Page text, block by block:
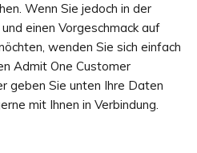
Wenn Sie jedoch in der
einen Vorgeschmack auf
wenden Sie sich einfach
Admit One Customer
geben Sie unten Ihre Daten
mit Ihnen in Verbindung.